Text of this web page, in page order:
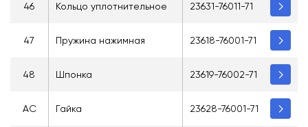
46 Кольцо уплотнительное 23631-76011-71
47 Пружина нажимная 23618-76001-71
48 Шпонка 23619-76002-71
AC Гайка 23628-76001-71